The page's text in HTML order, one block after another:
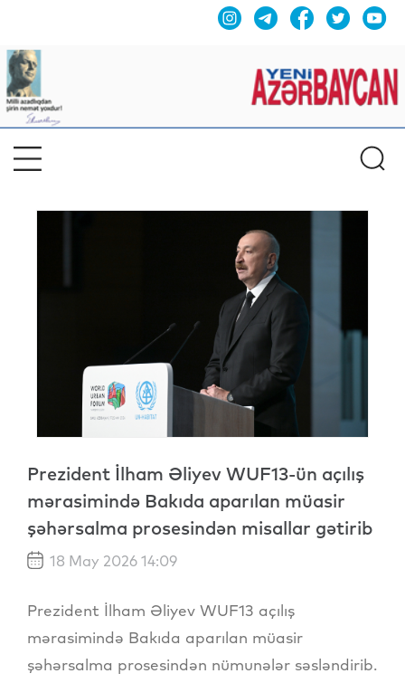
Prezident İlham Əliyev WUF13-ün açılış
mərasimində Bakıda aparılan müasir
şəhərsalma prosesindən misallar gətirib
18 May 2026 14:09
Prezident İlham Əliyev WUF13 açılış
mərasimində Bakıda aparılan müasir
şəhərsalma prosesindən nümunələr səsləndirib.